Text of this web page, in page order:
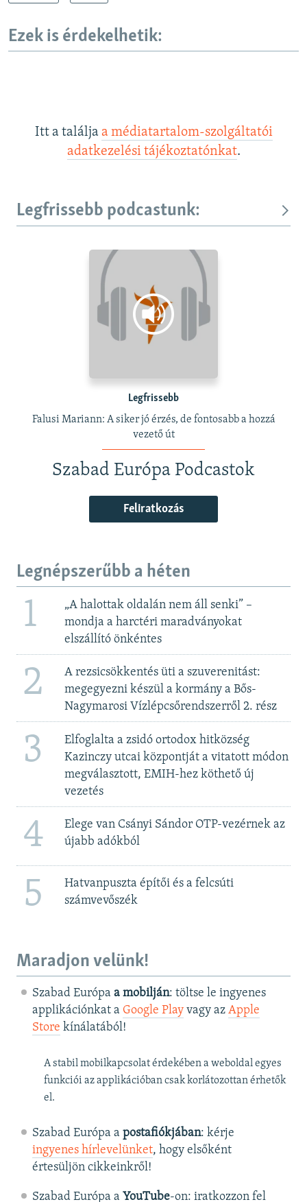
Ezek is érdekelhetik:
Itt a találja a médiatartalom-szolgáltatói
adatkezelési tájékoztatónkat.
Legfrissebb podcastunk:
Legfrissebb
Falusi Mariann: A siker jó érzés, de fontosabb a hozzá
vezető út
Szabad Európa Podcastok
Feliratkozás
Legnépszerűbb a héten
1
„A halottak oldalán nem áll senki” –
mondja a harctéri maradványokat
elszállító önkéntes
2
A rezsicsökkentés üti a szuverenitást:
megegyezni készül a kormány a Bős-
Nagymarosi Vízlépcsőrendszerről 2. rész
3
Elfoglalta a zsidó ortodox hitközség
Kazinczy utcai központját a vitatott módon
megválasztott, EMIH-hez köthető új
vezetés
4
Elege van Csányi Sándor OTP-vezérnek az
újabb adókból
5
Hatvanpuszta építői és a felcsúti
számvevőszék
Maradjon velünk!
Szabad Európa a mobilján: töltse le ingyenes
applikációnkat a Google Playvagy az Apple
Store kínálatából!
A stabil mobilkapcsolat érdekében a weboldal egyes
funkciói az applikációban csak korlátozottan érhetők
el.
Szabad Európa a postafiókjában: kérje
ingyenes hírlevelünket, hogy elsőként
értesüljön cikkeinkről!
Szabad Európa a YouTube-on: iratkozzon fel